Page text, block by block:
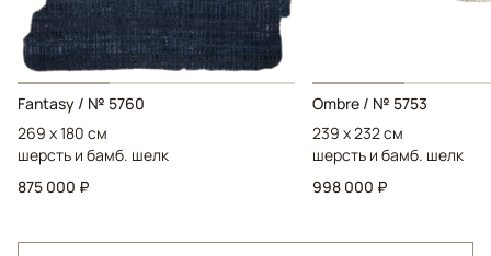
Fantasy / № 5760
269 x 180 см
шерсть и бамб. шелк
875 000 ₽
Ombre / № 5753
239 x 232 см
шерсть и бамб. шелк
998 000 ₽